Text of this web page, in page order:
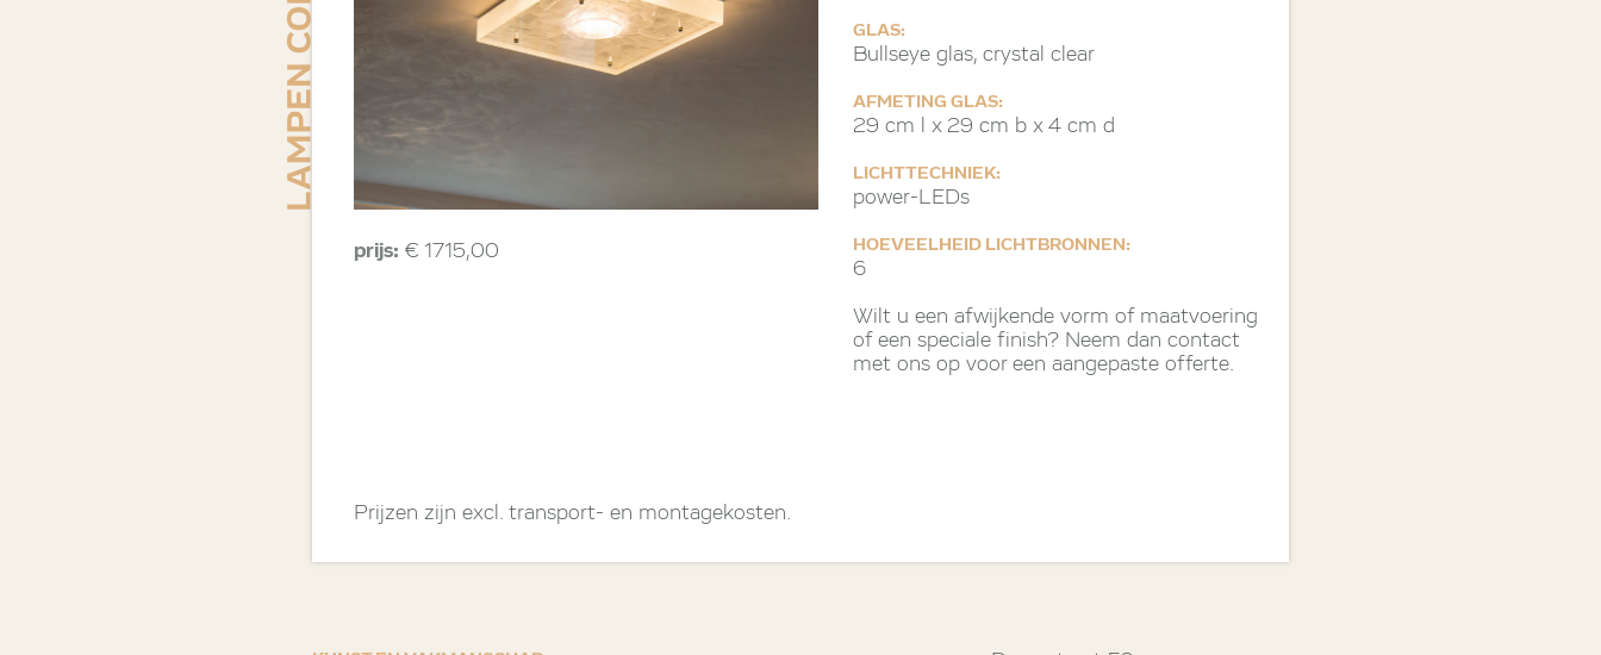
prijs: € 1715,00
Prijzen zijn excl. transport- en montagekosten.
GLAS:
Bullseye glas, crystal clear
AFMETING GLAS:
29 cm l x 29 cm b x 4 cm d
LICHTTECHNIEK:
power-LEDs
HOEVEELHEID LICHTBRONNEN:
6
Wilt u een afwijkende vorm of maatvoering
of een speciale finish? Neem dan contact
met ons op voor een aangepaste offerte.